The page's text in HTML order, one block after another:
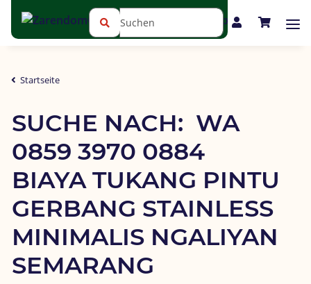
Startseite
SUCHE NACH:  WA
0859 3970 0884
BIAYA TUKANG PINTU
GERBANG STAINLESS
MINIMALIS NGALIYAN
SEMARANG